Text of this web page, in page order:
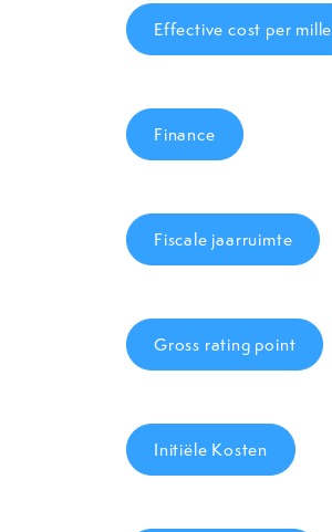
Effective cost per mille
Finance
Fiscale jaarruimte
Gross rating point
Initiële Kosten